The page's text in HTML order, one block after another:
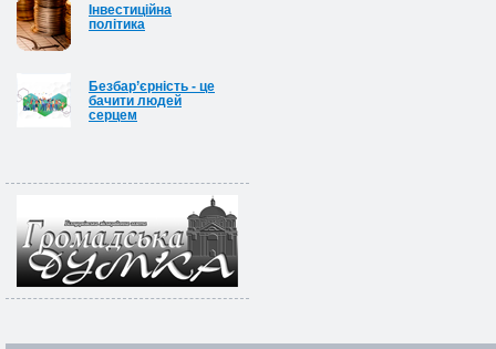
Інвестиційна
політика
Безбар’єрність - це
бачити людей
серцем